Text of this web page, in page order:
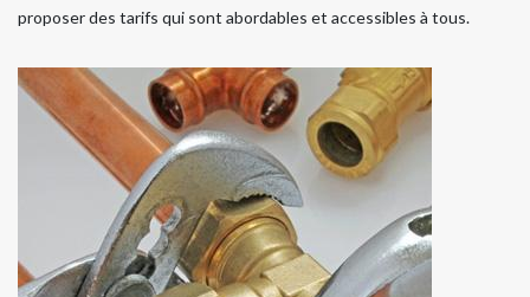
proposer des tarifs qui sont abordables et accessibles à tous.